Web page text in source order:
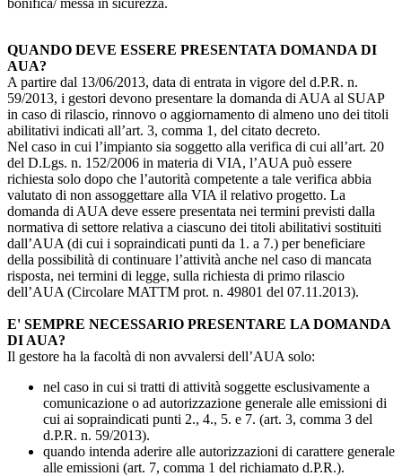
QUANDO DEVE ESSERE PRESENTATA DOMANDA DI
AUA?
A partire dal 13/06/2013, data di entrata in vigore del d.P.R. n.
59/2013, i gestori devono presentare la domanda di AUA al SUAP
in caso di rilascio, rinnovo o aggiornamento di almeno uno dei titoli
abilitativi indicati all’art. 3, comma 1, del citato decreto.
Nel caso in cui l’impianto sia soggetto alla verifica di cui all’art. 20
del D.Lgs. n. 152/2006 in materia di VIA, l’AUA può essere
richiesta solo dopo che l’autorità competente a tale verifica abbia
valutato di non assoggettare alla VIA il relativo progetto. La
domanda di AUA deve essere presentata nei termini previsti dalla
normativa di settore relativa a ciascuno dei titoli abilitativi sostituiti
dall’AUA (di cui i sopraindicati punti da 1. a 7.) per beneficiare
della possibilità di continuare l’attività anche nel caso di mancata
risposta, nei termini di legge, sulla richiesta di primo rilascio
dell’AUA (Circolare MATTM prot. n. 49801 del 07.11.2013).
E' SEMPRE NECESSARIO PRESENTARE LA DOMANDA
DI AUA?
Il gestore ha la facoltà di non avvalersi dell’AUA solo:
nel caso in cui si tratti di attività soggette esclusivamente a
comunicazione o ad autorizzazione generale alle emissioni di
cui ai sopraindicati punti 2., 4., 5. e 7. (art. 3, comma 3 del
d.P.R. n. 59/2013).
quando intenda aderire alle autorizzazioni di carattere generale
alle emissioni (art. 7, comma 1 del richiamato d.P.R.).